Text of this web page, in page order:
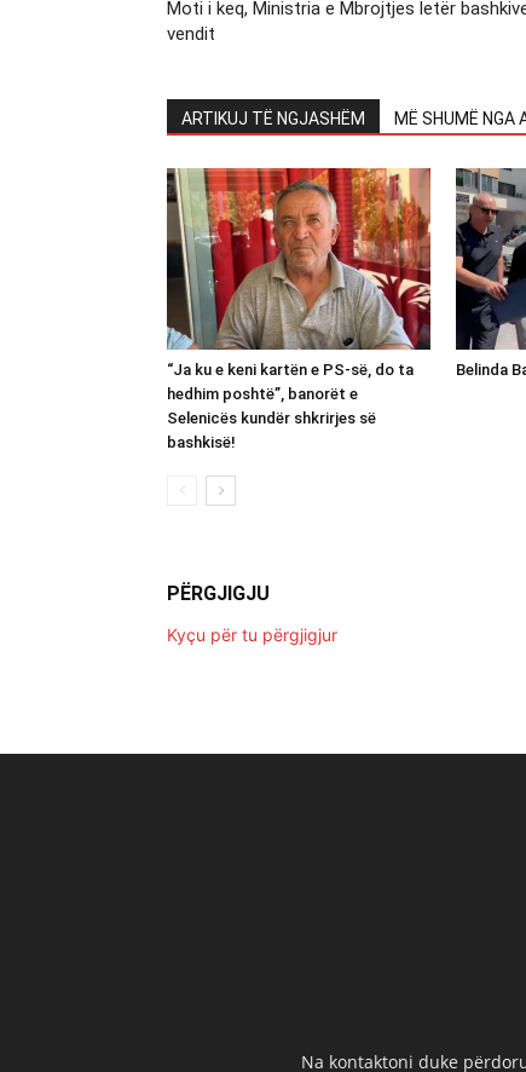
Moti i keq, Ministria e Mbrojtjes letër
vendit
ARTIKUJ TË NGJASHËM MË SHUMË NGA
“Ja ku e keni kartën e PS-së, do ta
hedhim poshtë”, banorët e
Selenicës kundër shkrirjes së
bashkisë!
Belinda
PËRGJIGJU
Kyçu për tu përgjigjur
Na kontaktoni duke